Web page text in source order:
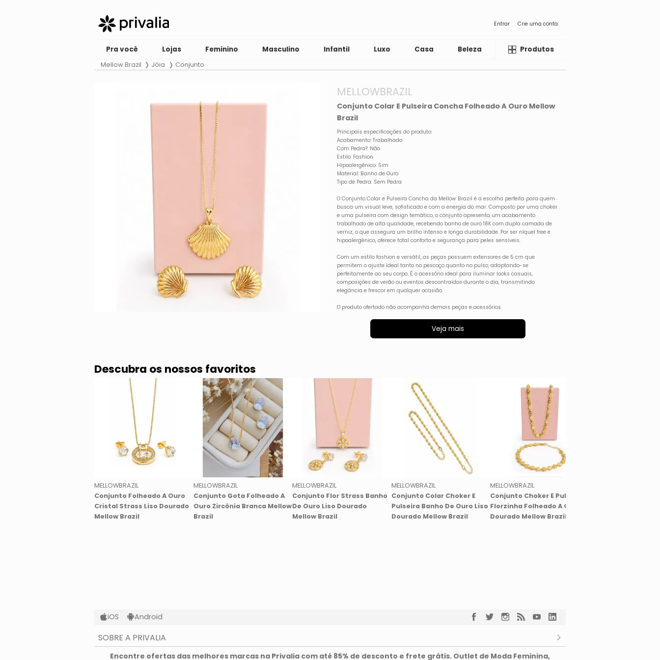
Entrar Crie uma conta
Pra você Lojas Feminino Masculino Infantil Luxo Casa Beleza LiquidaProdutos
Mellow Brazil Jóia Conjunto
MELLOWBRAZIL
Conjunto Colar E Pulseira Concha Folheado A Ouro Mellow
Brazil
Principais especificações do produto:
Acabamento: Trabalhado
Com Pedra?: Não
Estilo: Fashion
Hipoalergênico: Sim
Material: Banho de Ouro
Tipo de Pedra: Sem Pedra
O Conjunto Colar e Pulseira Concha da Mellow Brazil é a escolha perfeita para quem
busca um visual leve, sofisticado e com a energia do mar. Composto por uma choker
e uma pulseira com design temático, o conjunto apresenta um acabamento
trabalhado de alta qualidade, recebendo banho de ouro 18K com dupla camada de
verniz, o que assegura um brilho intenso e longa durabilidade. Por ser níquel free e
hipoalergênico, oferece total conforto e segurança para peles sensíveis.
Com um estilo fashion e versátil, as peças possuem extensores de 5 cm que
permitem o ajuste ideal tanto no pescoço quanto no pulso, adaptando-se
perfeitamente ao seu corpo. É o acessório ideal para iluminar looks casuais,
composições de verão ou eventos descontraídos durante o dia, transmitindo
elegância e frescor em qualquer ocasião.
O produto ofertado não acompanha demais peças e acessórios.
Veja mais
Descubra os nossos favoritos
MELLOWBRAZIL
Conjunto Folheado A Ouro
Cristal Strass Liso Dourado
Mellow Brazil
MELLOWBRAZIL
Conjunto Gota Folheado A
Ouro Zircônia Branca Mellow
Brazil
MELLOWBRAZIL
Conjunto Flor Strass Banho
De Ouro Liso Dourado
Mellow Brazil
MELLOWBRAZIL
Conjunto Colar Choker E
Pulseira Banho De Ouro Liso
Dourado Mellow Brazil
MELLOWBRAZIL
Conjunto Choker E Pulseira
Florzinha Folheado A Ouro
Dourado Mellow Brazil
iOS Android
SOBRE A PRIVALIA
O que é a Privalia?
Encontre ofertas das melhores marcas na Privalia com até 85% de desconto e frete grátis. Outlet de Moda Feminina,